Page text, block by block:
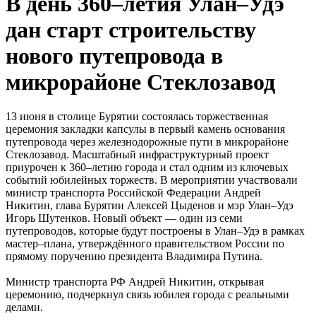
дан старт строительству
нового путепровода в
микрорайоне Стеклозавод
13 июня в столице Бурятии состоялась торжественная
церемония закладки капсулы в первый камень основания
путепровода через железнодорожные пути в микрорайоне
Стеклозавод. Масштабный инфраструктурный проект
приурочен к 360–летию города и стал одним из ключевых
событий юбилейных торжеств. В мероприятии участвовали
министр транспорта Российской Федерации Андрей
Никитин, глава Бурятии Алексей Цыденов и мэр Улан–Удэ
Игорь Шутенков. Новый объект — один из семи
путепроводов, которые будут построены в Улан–Удэ в рамках
мастер–плана, утверждённого правительством России по
прямому поручению президента Владимира Путина.
Министр транспорта РФ Андрей Никитин, открывая
церемонию, подчеркнул связь юбилея города с реальными
делами.